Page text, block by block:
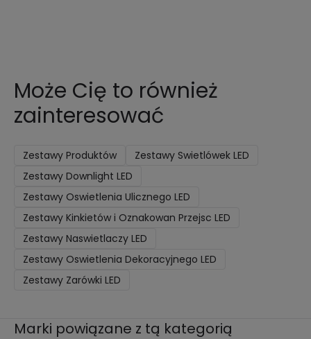
Może Cię to również
zainteresować
Zestawy Produktów
Zestawy Swietlówek LED
Zestawy Downlight LED
Zestawy Oswietlenia Ulicznego LED
Zestawy Kinkietów i Oznakowan Przejsc LED
Zestawy Naswietlaczy LED
Zestawy Oswietlenia Dekoracyjnego LED
Zestawy Zarówki LED
Marki powiązane z tą kategorią